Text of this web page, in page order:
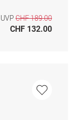
UVP CHF 189.00
CHF 132.00